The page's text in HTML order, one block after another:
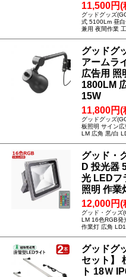
11,500円(
グッドグッズ
式 5100Lm 昼
兼用 夜間作業
グッドグ
アームラ
広告用 照
1800LM
15W
11,800円(
グッドグッズ
板照明 サイン
LM 広角 黒/白
グッド・
D 投光器
光 LEDフ
照明 作業
12,000円(
グッド・グッズ
LM 16色RGB発
作業灯 広角
グッドグ
セット】
ト 18Ｗ